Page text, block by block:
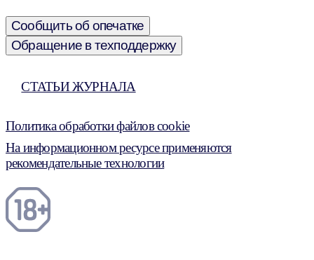
Сообщить об опечатке
Обращение в техподдержку
СТАТЬИ ЖУРНАЛА
Политика обработки файлов cookie
На информационном ресурсе применяются
рекомендательные технологии